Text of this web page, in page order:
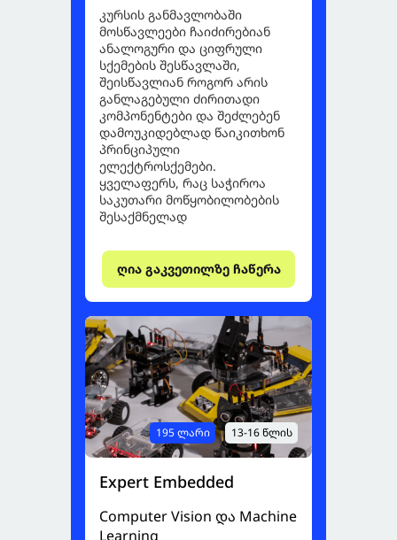
ღია გაკვეთილზე ჩაწერა
კურსის განმავლობაში
მოსწავლეები ჩაიძირებიან
ანალოგური და ციფრული
სქემების შესწავლაში,
შეისწავლიან როგორ არის
განლაგებული ძირითადი
კომპონენტები და შეძლებენ
დამოუკიდებლად წაიკითხონ
პრინციპული
ელექტროსქემები.
ყველაფერს, რაც საჭიროა
საკუთარი მოწყობილობების
შესაქმნელად
195 ლარი 13-16 წლის
Expert Embedded
Computer Vision და Machine
Learning